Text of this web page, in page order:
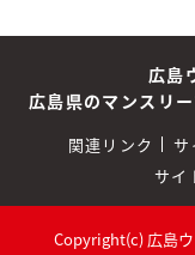
広島
広島県のマンスリ
関連リンク サ
サイ
Copyright(c) 広島